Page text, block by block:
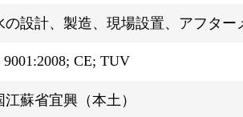
の設計、製造、現場設置、アフター
9001:2008; CE; TUV
江蘇省宜興（本土）